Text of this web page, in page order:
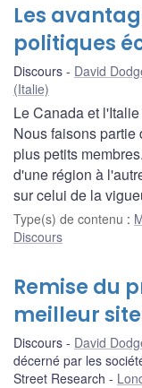
Les
politiques
Discours David
(Italie)
Le Canada et
Nous faisons partie
plus petits
d'une région à
sur celui de la
Type(s) de contenu :
Discours
Remise du
meilleur
Discours David
décerné par les
Street Research